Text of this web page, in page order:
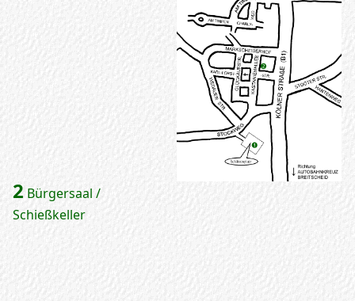
2 Bürgersaal /
Schießkeller